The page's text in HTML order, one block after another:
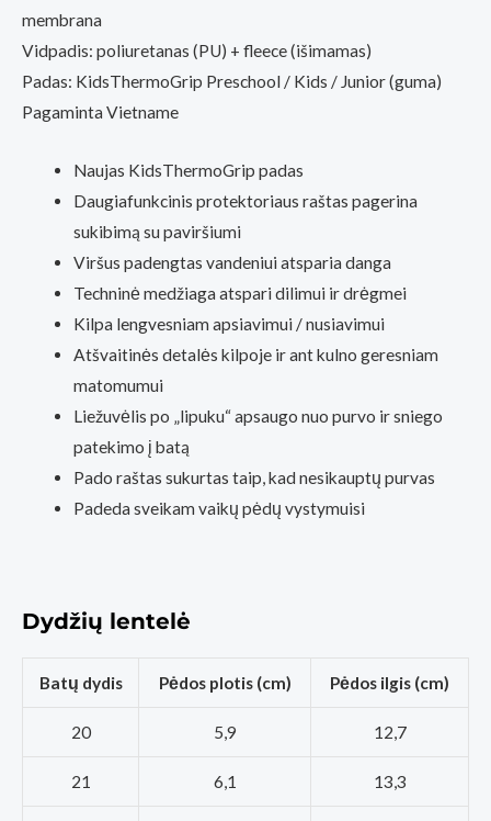
membrana
Vidpadis: poliuretanas (PU) + fleece (išimamas)
Padas: KidsThermoGrip Preschool / Kids / Junior (guma)
Pagaminta Vietname
Naujas KidsThermoGrip padas
Daugiafunkcinis protektoriaus raštas pagerina
sukibimą su paviršiumi
Viršus padengtas vandeniui atsparia danga
Techninė medžiaga atspari dilimui ir drėgmei
Kilpa lengvesniam apsiavimui / nusiavimui
Atšvaitinės detalės kilpoje ir ant kulno geresniam
matomumui
Liežuvėlis po „lipuku“ apsaugo nuo purvo ir sniego
patekimo į batą
Pado raštas sukurtas taip, kad nesikauptų purvas
Padeda sveikam vaikų pėdų vystymuisi
Dydžių lentelė
Batų dydis Pėdos plotis (cm) Pėdos ilgis (cm)
20 5,9 12,7
21 6,1 13,3